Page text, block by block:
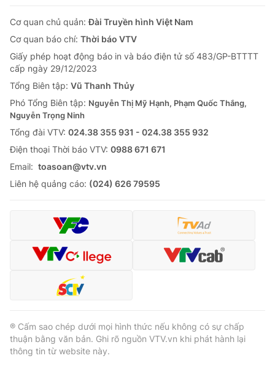
Cơ quan chủ quản:Đài Truyền hình Việt Nam
Cơ quan báo chí: Thời báo VTV
Giấy phép hoạt động báo in và báo điện tử số 483/GP-BTTTT
cấp ngày 29/12/2023
Tổng Biên tập: Vũ Thanh Thủy
Phó Tổng Biên tập: Nguyễn Thị Mỹ Hạnh, Phạm Quốc Thắng,
Nguyễn Trọng Ninh
Tổng đài VTV: 024.38 355 931 - 024.38 355 932
Ðiện thoại Thời báo VTV: 0988 671 671
Email: toasoan@vtv.vn
Liên hệ quảng cáo: (024) 626 79595
® Cấm sao chép dưới mọi hình thức nếu không có sự chấp
thuận bằng văn bản. Ghi rõ nguồn VTV.vn khi phát hành lại
thông tin từ website này.